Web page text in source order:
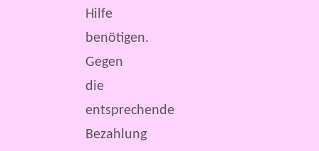
Hilfe
benötigen.
Gegen
die
entsprechende
Bezahlung